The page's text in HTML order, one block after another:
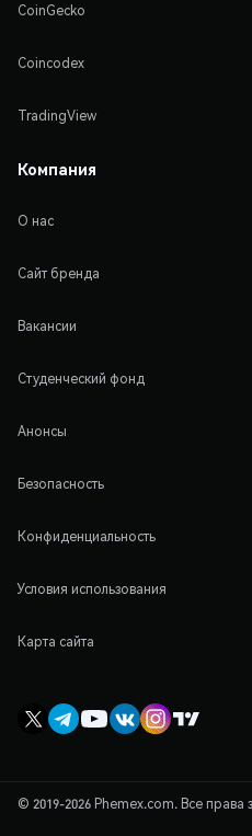
CoinGecko
Coincodex
TradingView
Компания
О нас
Сайт бренда
Вакансии
Студенческий фонд
Анонсы
Безопасность
Конфиденциальность
Условия использования
Карта сайта
© 2019-2026 Phemex.com. Все